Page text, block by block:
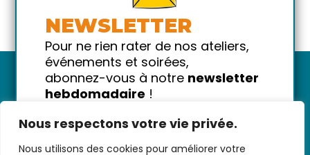
Nous respectons votre vie privée.
Nous utilisons des cookies pour améliorer votre
Coworking - bureau open space -
après-midi
jeudi 13 août 2026
places restantes
24 €
Coworking - bureau privé #1 - après-
jeudi 13 août 2026
places restantes
NEWSLETTER
Pour ne rien rater de nos ateliers,
événements et soirées,
abonnez-vous à notre newsletter
hebdomadaire !
!